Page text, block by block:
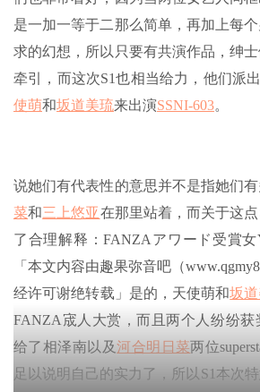
是一加一等于二那么简单，再加上每
求的幻想，所以只要有共演作品，绅
牵引，而这次S1也相当给力，他们派
使萌和坂道美琉来出演SSNI-603。
说她们有代表性的意思并不是指她们
菜和三上悠亚在那里站着，而关于这
了合理解释：FANZAアワード受賞女
「本文内容由趣果弥音吧（
经许可谢绝转载」是的，天使萌和坂
FANZA宬人大赏，而且两个人纷纷获
给了相泽南以及河合明日菜两位
足以说明自己的实力了，所以S1本次